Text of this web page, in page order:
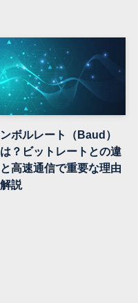
ボルレート（Baud）
？ビットレートとの違
高速通信で重要な理由
説